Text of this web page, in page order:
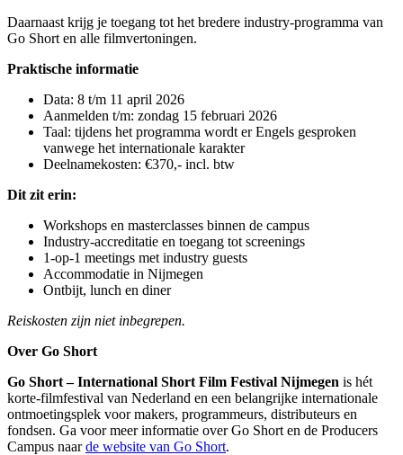
Daarnaast krijg je toegang tot het bredere industry-programma van
Go Short en alle filmvertoningen.
Praktische informatie
Data: 8 t/m 11 april 2026
Aanmelden t/m: zondag 15 februari 2026
Taal: tijdens het programma wordt er Engels gesproken
vanwege het internationale karakter
Deelnamekosten: €370,- incl. btw
Dit zit erin:
Workshops en masterclasses binnen de campus
Industry-accreditatie en toegang tot screenings
1-op-1 meetings met industry guests
Accommodatie in Nijmegen
Ontbijt, lunch en diner
Reiskosten zijn niet inbegrepen.
Over Go Short
Go Short – International Short Film Festival Nijmegen is hét
korte-filmfestival van Nederland en een belangrijke internationale
ontmoetingsplek voor makers, programmeurs, distributeurs en
fondsen. Ga voor meer informatie over Go Short en de Producers
Campus naarde website van Go Short.